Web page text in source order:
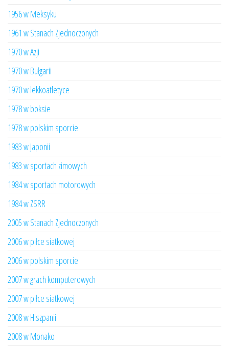
1956 w Meksyku
1961 w Stanach Zjednoczonych
1970 w Azji
1970 w Bułgarii
1970 w lekkoatletyce
1978 w boksie
1978 w polskim sporcie
1983 w Japonii
1983 w sportach zimowych
1984 w sportach motorowych
1984 w ZSRR
2005 w Stanach Zjednoczonych
2006 w piłce siatkowej
2006 w polskim sporcie
2007 w grach komputerowych
2007 w piłce siatkowej
2008 w Hiszpanii
2008 w Monako